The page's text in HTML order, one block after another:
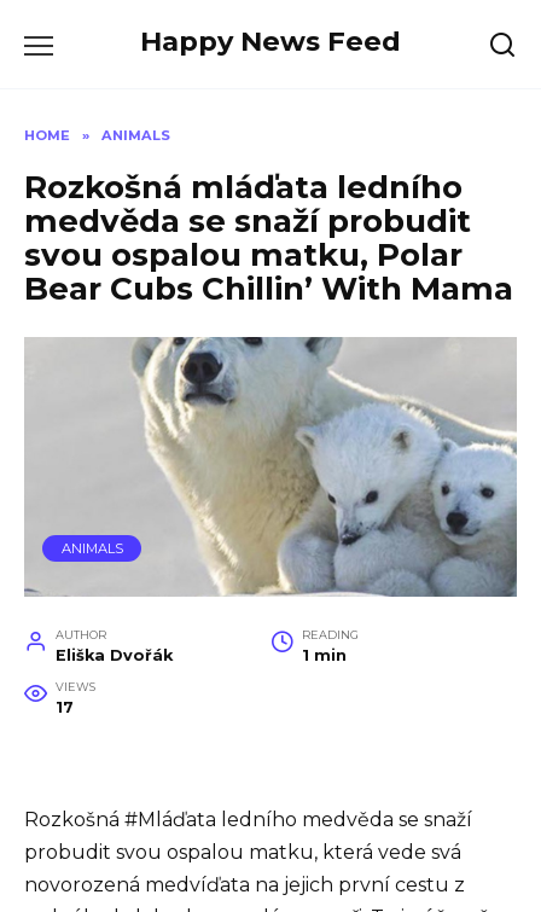
Happy News Feed
HOME » ANIMALS
Rozkošná mláďata ledního
medvěda se snaží probudit
svou ospalou matku, Polar
Bear Cubs Chillin’ With Mama
ANIMALS
AUTHOR
Eliška Dvořák
READING
1 min
VIEWS
17
Rozkošná #Mláďata ledního medvěda se snaží
probudit svou ospalou matku, která vede svá
novorozená medvíďata na jejich první cestu z